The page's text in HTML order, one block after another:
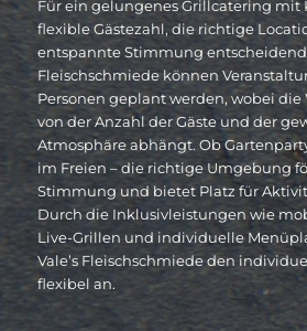
Für ein gelungenes Grillcatering mit
flexible Gästezahl, die richtige
entspannte Stimmung entscheidend.
Fleischschmiede können
Personen geplant werden, wobei die
von der Anzahl der Gäste und der
Atmosphäre abhängt. Ob
im Freien – die richtige Umgebung
Stimmung und bietet Platz für
Durch die Inklusivleistungen wie
Live-Grillen und individuelle
Vale’s Fleischschmiede den
flexibel an.